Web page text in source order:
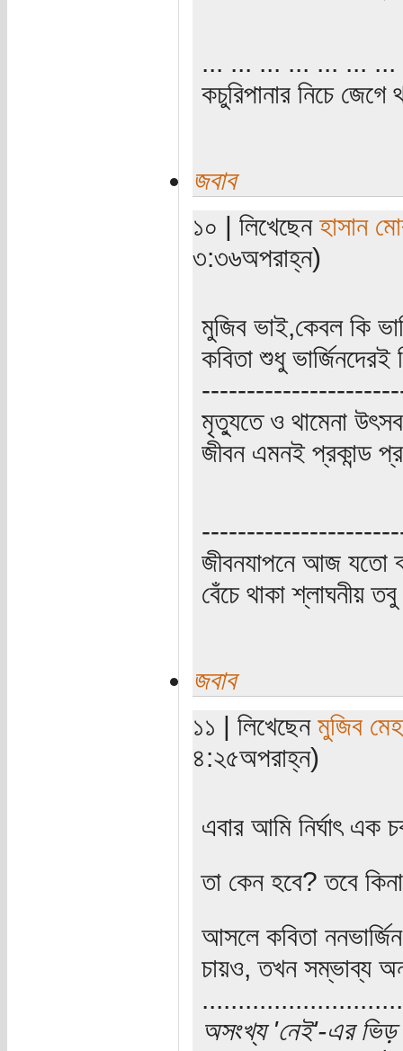
... ... ... ... ... ...
কচুরিপানার নিচে জেগে
জবাব
১০ | লিখেছেন হাসান
৩:৩৬অপরাহ্ন)
মুজিব ভাই,কেবল কি
কবিতা শুধু
মৃত্যুতে ও থামেনা উৎসব
জীবন এমনই প্রকান্ড
জীবনযাপনে আজ যতো
বেঁচে থাকা শ্লাঘনীয়
জবাব
১১ | লিখেছেন মুজিব
৪:২৫অপরাহ্ন)
এবার আমি নির্ঘাৎ এক
তা কেন হবে? তবে
আসলে কবিতা
চায়ও, তখন সম্ভাব্য
অসংখ্য 'নেই'-এর ভিড়